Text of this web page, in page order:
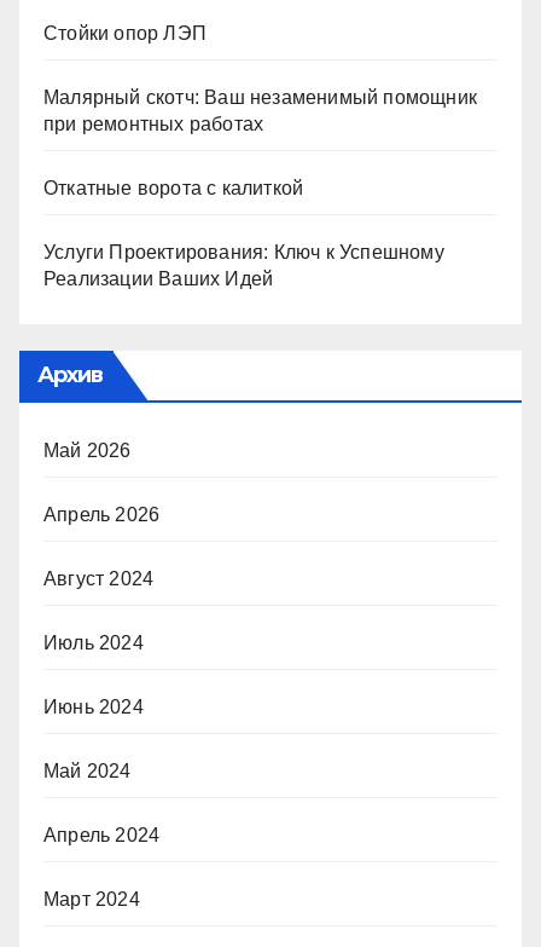
Стойки опор ЛЭП
Малярный скотч: Ваш незаменимый помощник
при ремонтных работах
Откатные ворота с калиткой
Услуги Проектирования: Ключ к Успешному
Реализации Ваших Идей
Архив
Май 2026
Апрель 2026
Август 2024
Июль 2024
Июнь 2024
Май 2024
Апрель 2024
Март 2024